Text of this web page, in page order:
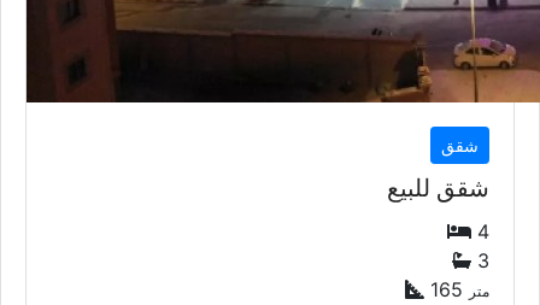
شقق
شقق للبيع
4
3
165 متر